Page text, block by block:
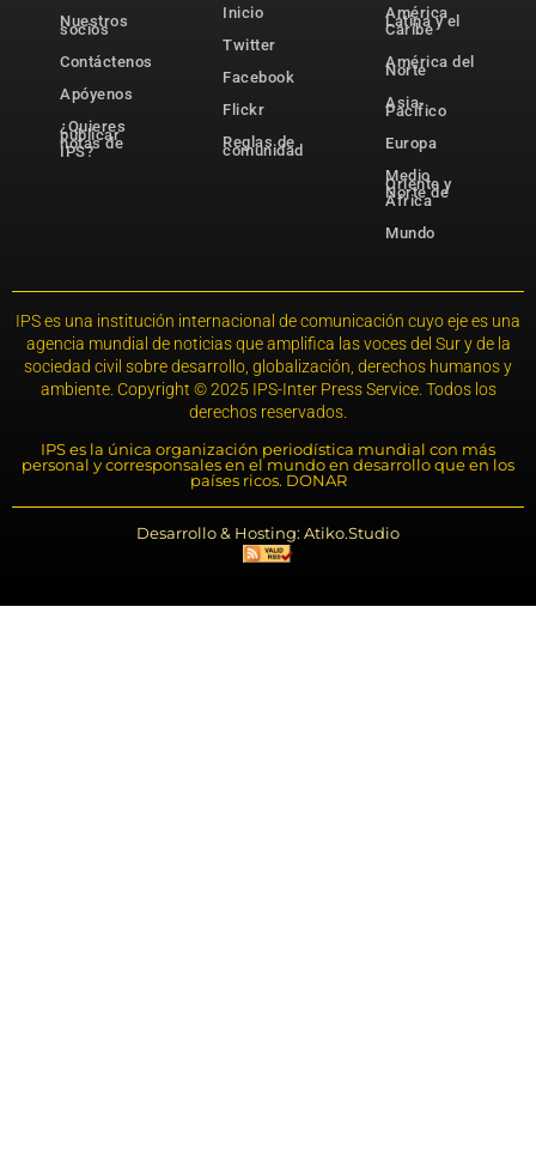
Nuestros
socios
Contáctenos
Apóyenos
¿Quieres
publicar
notas de
IPS?
Inicio
Twitter
Facebook
Flickr
Reglas de
comunidad
América
Latina y el
Caribe
América del
Norte
Asia-
Pacífico
Europa
Medio
Oriente y
Norte de
África
Mundo
IPS es una institución internacional de comunicación cuyo eje es una
agencia mundial de noticias que amplifica las voces del Sur y de la
sociedad civil sobre desarrollo, globalización, derechos humanos y
ambiente. Copyright © 2025 IPS-Inter Press Service. Todos los
derechos reservados.
IPS es la única organización periodística mundial con más
personal y corresponsales en el mundo en desarrollo que en los
países ricos. DONAR
Desarrollo & Hosting: Atiko.Studio